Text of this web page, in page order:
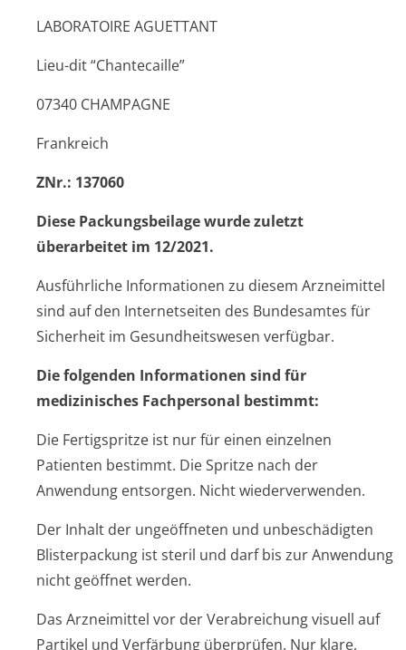
LABORATOIRE AGUETTANT
Lieu-dit “Chantecaille”
07340 CHAMPAGNE
Frankreich
ZNr.: 137060
Diese Packungsbeilage wurde zuletzt
überarbeitet im 12/2021.
Ausführliche Informationen zu diesem Arzneimittel
sind auf den Internetseiten des Bundesamtes für
Sicherheit im Gesundheitswesen verfügbar.
Die folgenden Informationen sind für
medizinisches Fachpersonal bestimmt:
Die Fertigspritze ist nur für einen einzelnen
Patienten bestimmt. Die Spritze nach der
Anwendung entsorgen. Nicht wiederverwenden.
Der Inhalt der ungeöffneten und unbeschädigten
Blisterpackung ist steril und darf bis zur Anwendung
nicht geöffnet werden.
Das Arzneimittel vor der Verabreichung visuell auf
Partikel und Verfärbung überprüfen. Nur klare,